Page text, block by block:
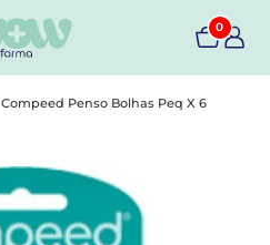
0
Compeed Penso Bolhas Peq X 6